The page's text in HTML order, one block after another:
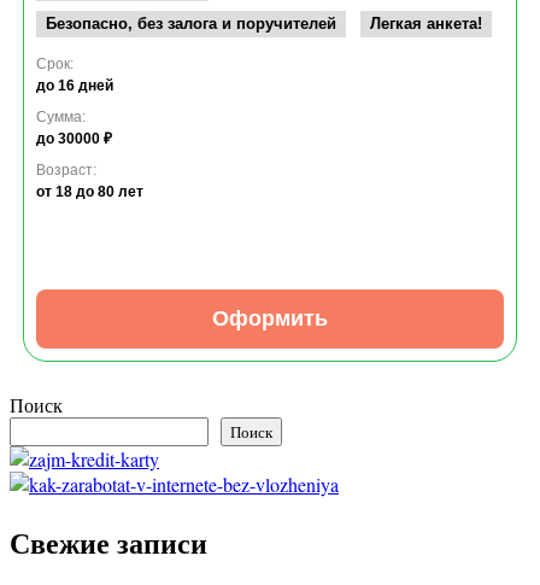
Безопасно, без залога и поручителей
Легкая анкета!
Срок:
до 16 дней
Сумма:
до 30000 ₽
Возраст:
от 18 до 80 лет
Оформить
Поиск
Поиск
Свежие записи